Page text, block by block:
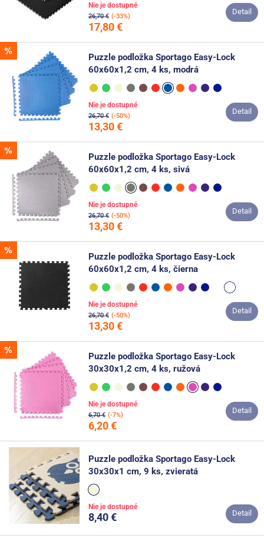
26,70 € (-33%)
17,80 €
Nie je dostupné
Detail
Puzzle podložka Sportago Easy-Lock
60x60x1,2 cm, 4 ks, modrá
26,70 € (-50%)
13,30 €
Nie je dostupné
Detail
Puzzle podložka Sportago Easy-Lock
60x60x1,2 cm, 4 ks, sivá
26,70 € (-50%)
13,30 €
Nie je dostupné
Detail
Puzzle podložka Sportago Easy-Lock
60x60x1,2 cm, 4 ks, čierna
26,70 € (-50%)
13,30 €
Nie je dostupné
Detail
Puzzle podložka Sportago Easy-Lock
30x30x1,2 cm, 4 ks, ružová
6,70 € (-7%)
6,20 €
Nie je dostupné
Detail
Puzzle podložka Sportago Easy-Lock
30x30x1 cm, 9 ks, zvieratá
8,40 €
Nie je dostupné
Detail